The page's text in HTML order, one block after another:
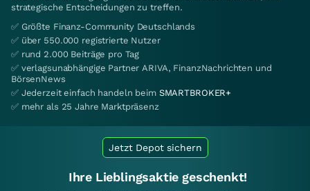
strategische Entscheidungen zu treffen.
✅ Größte Finanz-Community Deutschlands
✅ über 550.000 registrierte Nutzer
✅ rund 2.000 Beiträge pro Tag
✅ verlagsunabhängige Partner ARIVA, FinanzNachrichten und
BörsenNews
✅ Jederzeit einfach handeln beim SMARTBROKER+
✅ mehr als 25 Jahre Marktpräsenz
Jetzt Depot sichern
Ihre Lieblingsaktie geschenkt!